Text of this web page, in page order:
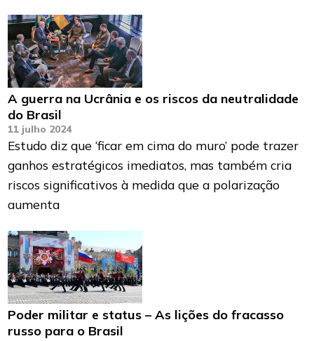
A guerra na Ucrânia e os riscos da neutralidade
do Brasil
11 julho 2024
Estudo diz que ‘ficar em cima do muro’ pode trazer
ganhos estratégicos imediatos, mas também cria
riscos significativos à medida que a polarização
aumenta
Poder militar e status – As lições do fracasso
russo para o Brasil